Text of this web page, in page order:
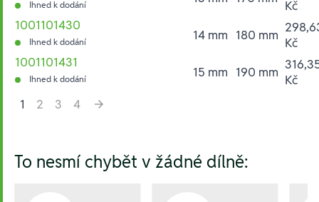
Ihned k dodání
Kč
1001101430
Ihned k dodání 14 mm 180 mm Kč
1001101431
Ihned k dodání 15 mm 190 mm Kč
1
2 3
4
To nesmí chybět v žádné dílně: